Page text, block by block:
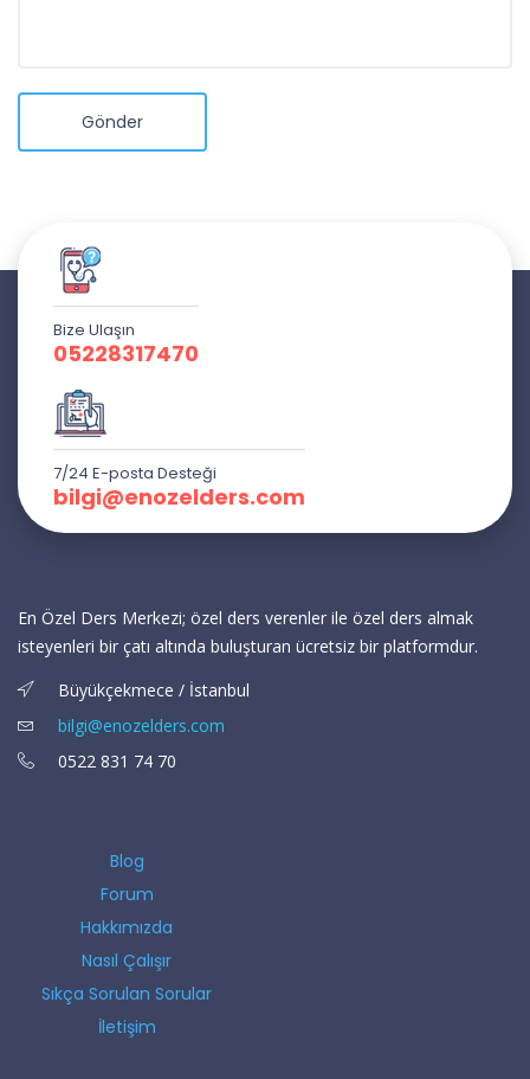
Gönder
Bize Ulaşın
05228317470
7/24 E-posta Desteği
bilgi@enozelders.com
En Özel Ders Merkezi; özel ders verenler ile özel ders almak
isteyenleri bir çatı altında buluşturan ücretsiz bir platformdur.
Büyükçekmece / İstanbul
bilgi@enozelders.com
0522 831 74 70
Blog
Forum
Hakkımızda
Nasıl Çalışır
Sıkça Sorulan Sorular
İletişim